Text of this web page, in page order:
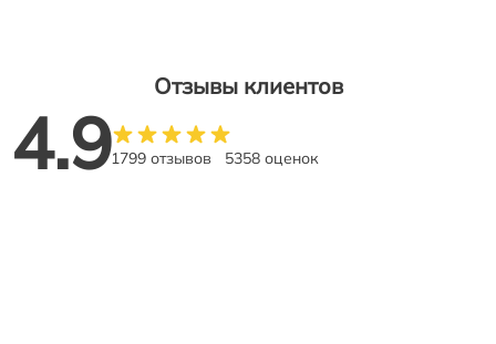
Отзывы клиентов
4.91799 отзывов 5358 оценок